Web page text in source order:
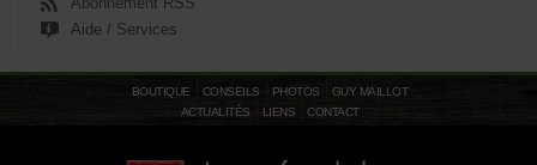
Aide / Services
BOUTIQUE CONSEILS PHOTOS
GUY MAILLOT
ACTUALITÉS
LIENS CONTACT